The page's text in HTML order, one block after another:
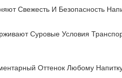
Свежесть И Безопасность
Суровые Условия
Оттенок Любому